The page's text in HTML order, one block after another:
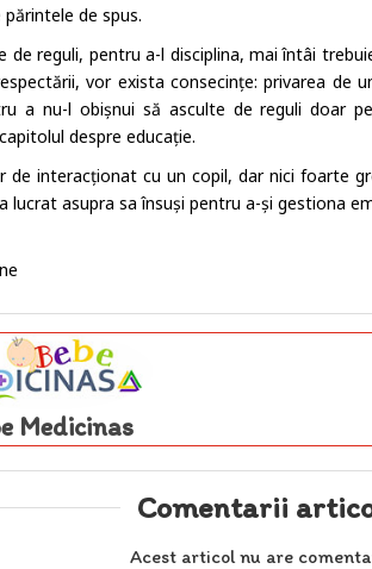
de spus.
de reguli, pentru a-l disciplina, mai întâi
vor exista consecințe: privarea de
a nu-l obișnui să asculte de reguli doar
despre educație.
de interacționat cu un copil, dar nici foarte
lucrat asupra sa însuși pentru a-și gestiona
Medicinas
Comentarii
Acest articol nu are